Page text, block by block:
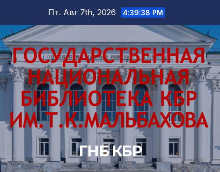
содержимому
Пт. Авг 7th, 2026 4:39:39 PM
ГНБ КБР